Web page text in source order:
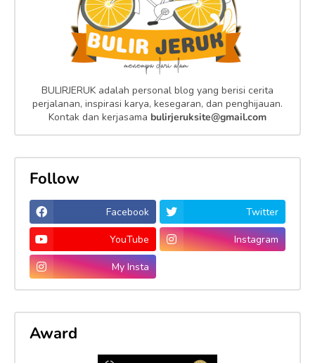
BULIRJERUK adalah personal blog yang berisi cerita
perjalanan, inspirasi karya, kesegaran, dan penghijauan.
Kontak dan kerjasama bulirjeruksite@gmail.com
Follow
Facebook Twitter
YouTube Instagram
My Insta
Award